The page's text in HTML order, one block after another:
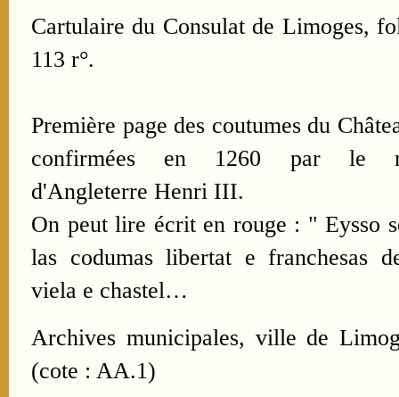
Cartulaire du Consulat de Limoges,
113 r°.
Première page des coutumes du
confirmées en 1260 par le
d'Angleterre Henri III.
On peut lire écrit en rouge : " Eysso
las codumas libertat e franchesas
viela e chastel…
Archives municipales, ville de
(cote : AA.1)